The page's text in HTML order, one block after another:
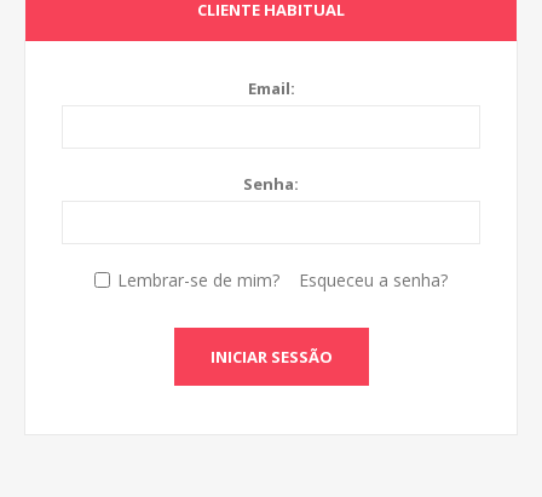
CLIENTE HABITUAL
Email:
Senha:
Lembrar-se de mim? Esqueceu a senha?
INICIAR SESSÃO